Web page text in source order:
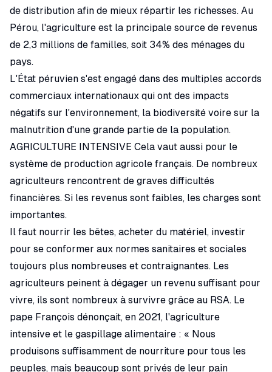
de distribution afin de mieux répartir les richesses. Au
Pérou, l'agriculture est la principale source de revenus
de 2,3 millions de familles, soit 34% des ménages du
pays.
L'État péruvien s'est engagé dans des multiples accords
commerciaux internationaux qui ont des impacts
négatifs sur l'environnement, la biodiversité voire sur la
malnutrition d'une grande partie de la population.
AGRICULTURE INTENSIVE Cela vaut aussi pour le
système de production agricole français. De nombreux
agriculteurs rencontrent de graves difficultés
financières. Si les revenus sont faibles, les charges sont
importantes.
Il faut nourrir les bêtes, acheter du matériel, investir
pour se conformer aux normes sanitaires et sociales
toujours plus nombreuses et contraignantes. Les
agriculteurs peinent à dégager un revenu suffisant pour
vivre, ils sont nombreux à survivre grâce au RSA. Le
pape François dénonçait, en 2021, l'agriculture
intensive et le gaspillage alimentaire : « Nous
produisons suffisamment de nourriture pour tous les
peuples, mais beaucoup sont privés de leur pain